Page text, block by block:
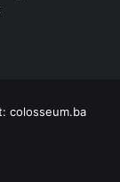
colosseum.ba